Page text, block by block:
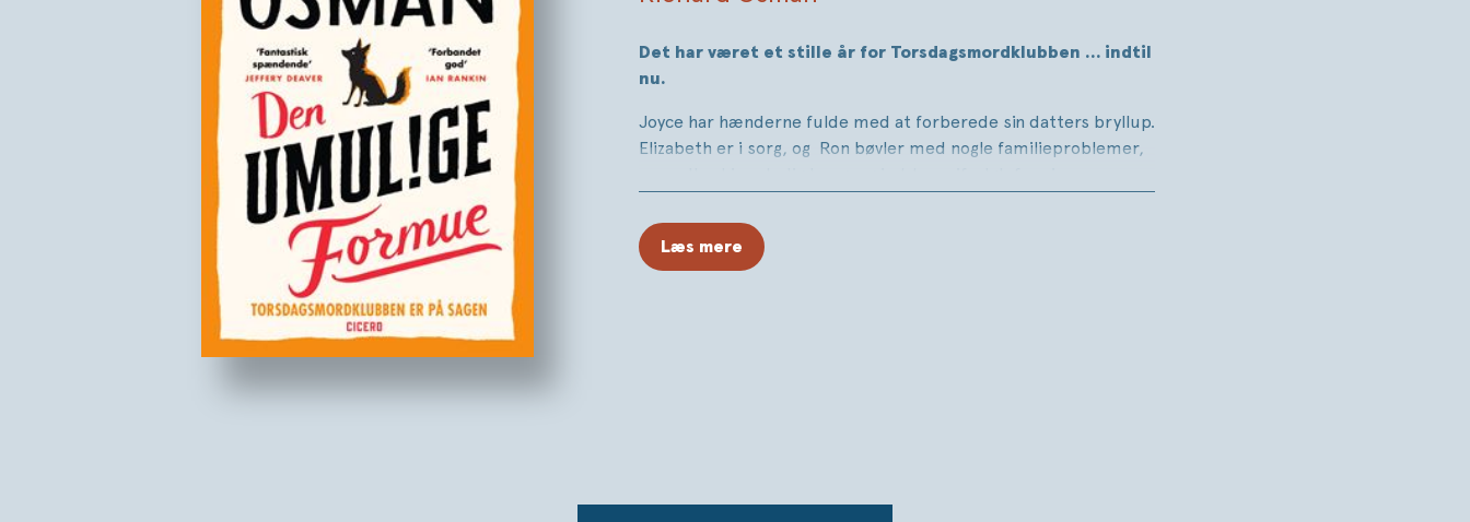
Det har været et stille år for Torsdagsmordklubben … indtil
nu.
Joyce har hænderne fulde med at forberede sin datters bryllup.
Elizabeth er i sorg, og Ron bøvler med nogle familieproblemer,
Men da én af bryllupsgæsterne kommer i en knibe, venter der
igen gru og død lige om hjørnet. En skruppelløs skurk skyr ingen
Læs mere